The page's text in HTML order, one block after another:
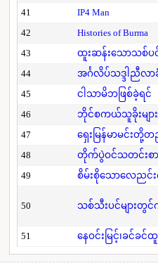
41 IP4 Man
42
Histories of Burma
43
ထူးဆန်းသောသစ်ပ
44
အင်္ဂလိပ်သဒ္ဒါညီလာ
45
ငါသာမိဘဖြစ်ခဲ့ရင်
46
ဘိုင်စကယ်သူခိုးများ
47
ရှေးမြန်မာမင်းတို့
48
တိုက်ပွဲဝင်သတင်းစာမ
49
စိမ်းစိုသောလေညင်း
50 သစ်သီးပင်များတွင်
51 နေဝင်းမြင့်၊ခင်ခင်